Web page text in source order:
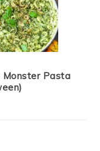
Monster Pasta